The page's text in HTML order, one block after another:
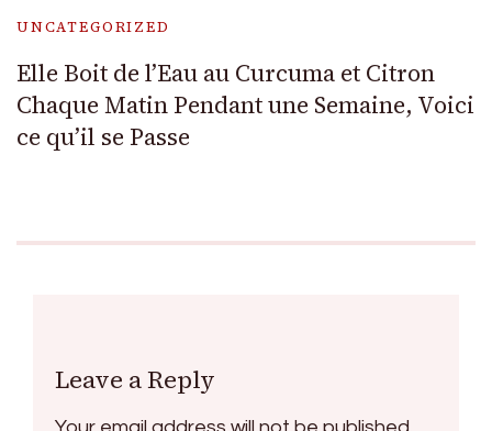
UNCATEGORIZED
Elle Boit de l’Eau au Curcuma et Citron
Chaque Matin Pendant une Semaine, Voici
ce qu’il se Passe
Leave a Reply